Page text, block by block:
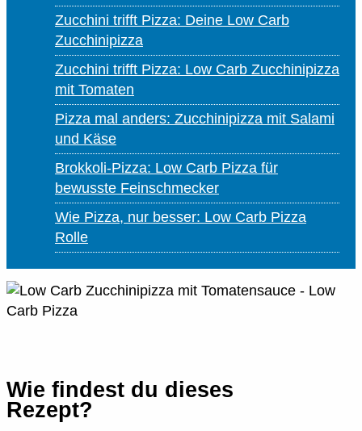
Zucchini trifft Pizza: Deine Low Carb
Zucchinipizza
Zucchini trifft Pizza: Low Carb Zucchinipizza
mit Tomaten
Pizza mal anders: Zucchinipizza mit Salami
und Käse
Brokkoli-Pizza: Low Carb Pizza für
bewusste Feinschmecker
Wie Pizza, nur besser: Low Carb Pizza
Rolle
Wie findest du dieses
Rezept?